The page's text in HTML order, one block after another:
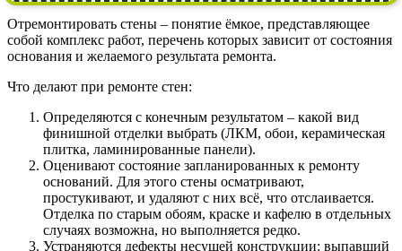
Отремонтировать стены – понятие ёмкое, представляющее
собой комплекс работ, перечень которых зависит от состояния
основания и желаемого результата ремонта.
Что делают при ремонте стен:
Определяются с конечным результатом – какой вид
финишной отделки выбрать (ЛКМ, обои, керамическая
плитка, ламинированные панели).
Оценивают состояние запланированных к ремонту
оснований. Для этого стены осматривают,
простукивают, и удаляют с них всё, что отслаивается.
Отделка по старым обоям, краске и кафелю в отдельных
случаях возможна, но выполняется редко.
Устраняются дефекты несущей конструкции: выпавший